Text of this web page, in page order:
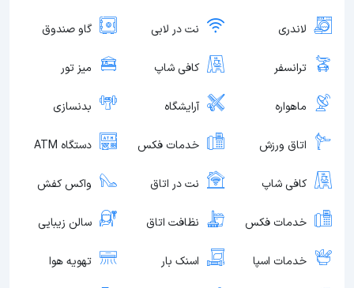
لاندری نت در لابی گاو صندوق
ترانسفر کافی شاپ میز تور
ماهواره آرایشگاه بدنسازی
اتاق ورزش خدمات فکس دستگاه ATM
کافی شاپ نت در اتاق واکس کفش
خدمات فکس نظافت اتاق سالن زیبایی
خدمات اسپا اسنک بار تهویه هوا